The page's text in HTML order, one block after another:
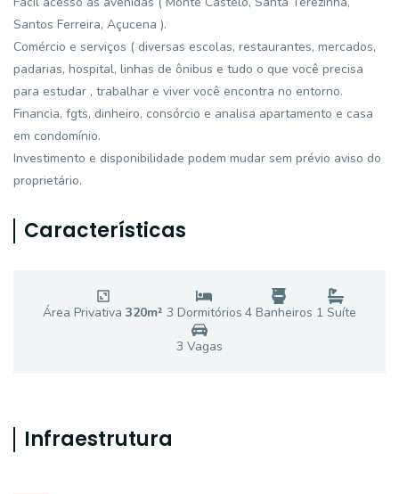
Santos Ferreira, Açucena ).
Comércio e serviços ( diversas escolas, restaurantes, mercados,
padarias, hospital, linhas de ônibus e tudo o que você precisa
para estudar , trabalhar e viver você encontra no entorno.
Financia, fgts, dinheiro, consórcio e analisa apartamento e casa
em condomínio.
Investimento e disponibilidade podem mudar sem prévio aviso do
proprietário.
Características
Área Privativa320m² 3 Dormitórios 4 Banheiros 1 Suíte
3 Vagas
Infraestrutura